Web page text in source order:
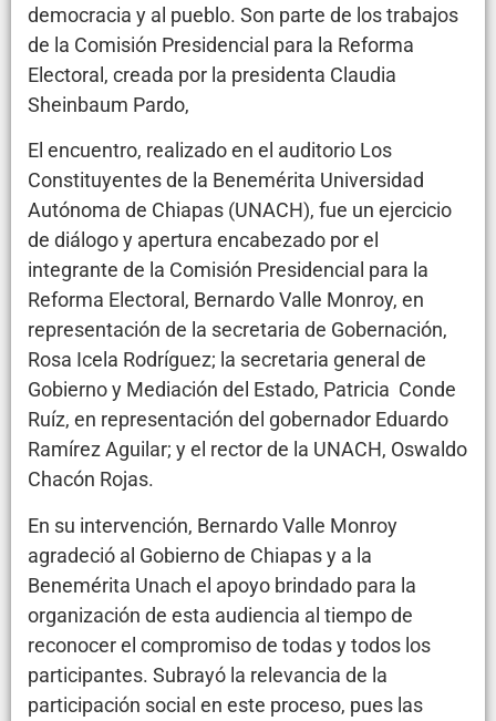
democracia y al pueblo. Son parte de los trabajos
de la Comisión Presidencial para la Reforma
Electoral, creada por la presidenta Claudia
Sheinbaum Pardo,
El encuentro, realizado en el auditorio Los
Constituyentes de la Benemérita Universidad
Autónoma de Chiapas (UNACH), fue un ejercicio
de diálogo y apertura encabezado por el
integrante de la Comisión Presidencial para la
Reforma Electoral, Bernardo Valle Monroy, en
representación de la secretaria de Gobernación,
Rosa Icela Rodríguez; la secretaria general de
Gobierno y Mediación del Estado, Patricia Conde
Ruíz, en representación del gobernador Eduardo
Ramírez Aguilar; y el rector de la UNACH, Oswaldo
Chacón Rojas.
En su intervención, Bernardo Valle Monroy
agradeció al Gobierno de Chiapas y a la
Benemérita Unach el apoyo brindado para la
organización de esta audiencia al tiempo de
reconocer el compromiso de todas y todos los
participantes. Subrayó la relevancia de la
participación social en este proceso, pues las